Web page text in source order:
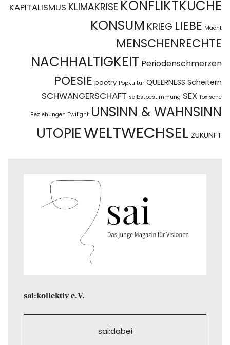
KAPITALISMUS KLIMAKRISE KONFLIKTKÜCHE
KONSUM KRIEG LIEBE Macht
MENSCHENRECHTE
NACHHALTIGKEIT Periodenschmerzen
POESIE poetry Popkultur QUEERNESS Scheitern
SCHWANGERSCHAFT selbstbestimmung SEX Toxische
Beziehungen Twilight UNSINN & WAHNSINN
UTOPIEWELTWECHSEL ZUKUNFT
sai:kollektiv e.V.
sai:dabei